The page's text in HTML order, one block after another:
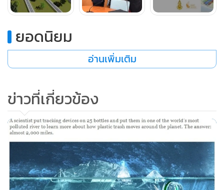
เทคโนโลยี (Artificial Intelligence : AI) เพื่อเพิ่มความปลอดภัย
ขับเคลื่อนการนำยางพารามาผลิตเป็นแผ่นยางธรรมชาติครอบ
กำแพงคอนกรีต และหลักนำทางยางธรรมชาติ โดยการปรับรูป
แบบนำยางพารามาใช้กับอุปกรณ์ด้านความปลอดภัยทางถนน
ขณะที่ทางฝรั่งเศสยังได้นำเสนอโครงการ Helicopter
Emergency Medical Services (HEMS) ซึ่งเป็นบริการการ
แพทย์ฉุกเฉินด้วยเฮลิคอปเตอร์เพื่อช่วยเคลื่อนย้ายผู้ป่วยวิกฤต
ฉุกเฉิน ซึ่งจะสามารถช่วยลดอัตราการเสียชีวิตจากโรคภัยไข้เจ็บ
และอุบัติเหตุบนท้องถนนได้ โดยมีแผนจะนำร่องในพื้นที่ EEC
ยอดนิยม
อ่านเพิ่มเติม
ข่าวที่เกี่ยวข้อง